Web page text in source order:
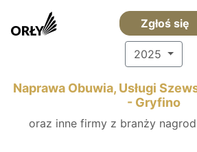
Zgłoś się
2025
Naprawa Obuwia, Usługi
- Gryfino
oraz inne firmy z branży